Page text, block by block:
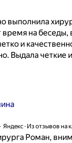
выполнила
на беседы,
и
Выдала четкие
Яндекс · Из отзывов на
Роман,